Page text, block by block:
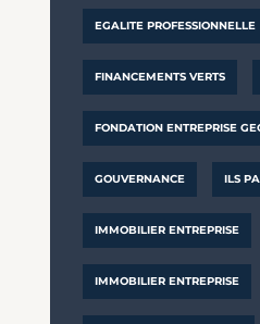
EGALITE PROFESSIONNELLE
FINANCEMENTS VERTS
FONDATION ENTREPRISE
GOUVERNANCE ILS
IMMOBILIER ENTREPRISE
IMMOBILIER ENTREPRISE